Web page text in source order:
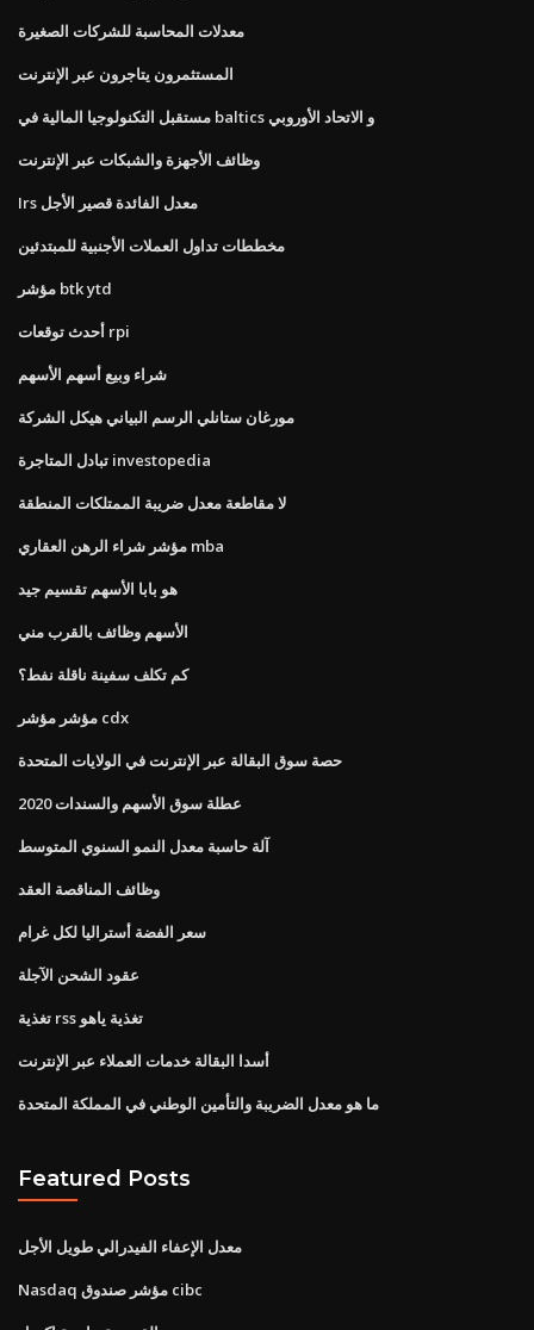
معدلات المحاسبة للشركات الصغيرة
المستثمرون يتاجرون عبر الإنترنت
مستقبل التكنولوجيا المالية في baltics و الاتحاد الأوروبي
وظائف الأجهزة والشبكات عبر الإنترنت
Irs معدل الفائدة قصير الأجل
مخططات تداول العملات الأجنبية للمبتدئين
مؤشر btk ytd
أحدث توقعات rpi
شراء وبيع أسهم الأسهم
مورغان ستانلي الرسم البياني هيكل الشركة
تبادل المتاجرة investopedia
لا مقاطعة معدل ضريبة الممتلكات المنطقة
مؤشر شراء الرهن العقاري mba
هو بابا الأسهم تقسيم جيد
الأسهم وظائف بالقرب مني
كم تكلف سفينة ناقلة نفط؟
مؤشر مؤشر cdx
حصة سوق البقالة عبر الإنترنت في الولايات المتحدة
عطلة سوق الأسهم والسندات 2020
آلة حاسبة معدل النمو السنوي المتوسط
وظائف المناقصة العقد
سعر الفضة أستراليا لكل غرام
عقود الشحن الآجلة
تغذية rss تغذية ياهو
أسدا البقالة خدمات العملاء عبر الإنترنت
ما هو معدل الضريبة والتأمين الوطني في المملكة المتحدة
Featured Posts
معدل الإعفاء الفيدرالي طويل الأجل
Nasdaq مؤشر صندوق cibc